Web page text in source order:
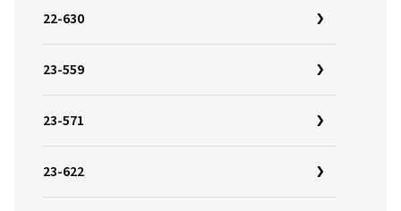
22-630
23-559
23-571
23-622